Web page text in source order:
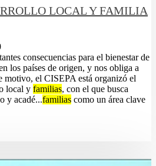
LOCAL Y FAMILIA
consecuencias para el bienestar de
los países de origen, y nos obliga a
motivo, el CISEPA está organizó el
local y familias, con el que busca
y acadé...familias como un área clave